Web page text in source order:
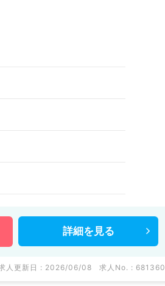
詳細を 見る
人更新日 : 2026/06/08 求人No. : 681360